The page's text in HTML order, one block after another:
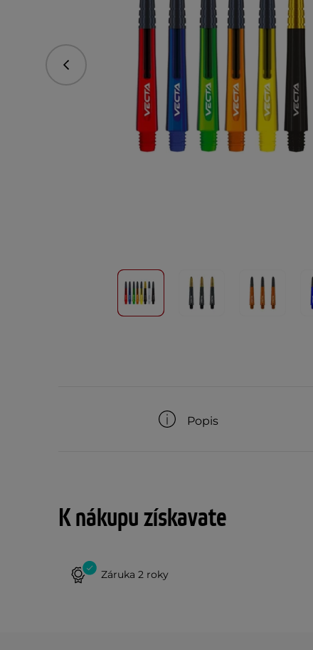
Predchádzajúce
Popis
K nákupu získavate
Záruka 2 roky